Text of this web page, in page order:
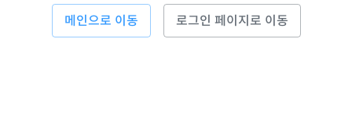
메인으로 이동 로그인 페이지로 이동